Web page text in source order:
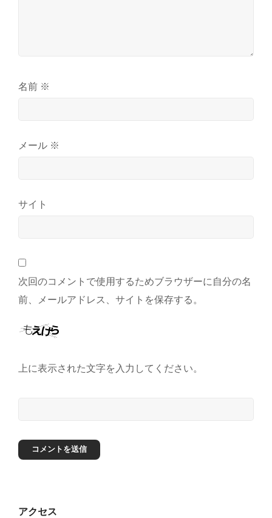
名前 ※
メール ※
サイト
次回のコメントで使用するためブラウザーに自分の名
前、メールアドレス、サイトを保存する。
上に表示された文字を入力してください。
アクセス